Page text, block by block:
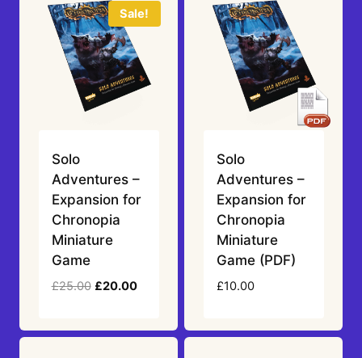
Sale!
Solo
Adventures –
Expansion for
Chronopia
Miniature
Game
£25.00 Original
£25.00.
£20.00Current
£20.00.
Solo
Adventures –
Expansion for
Chronopia
Miniature
Game (PDF)
£10.00